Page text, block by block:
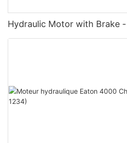
Hydraulic Motor with Brake